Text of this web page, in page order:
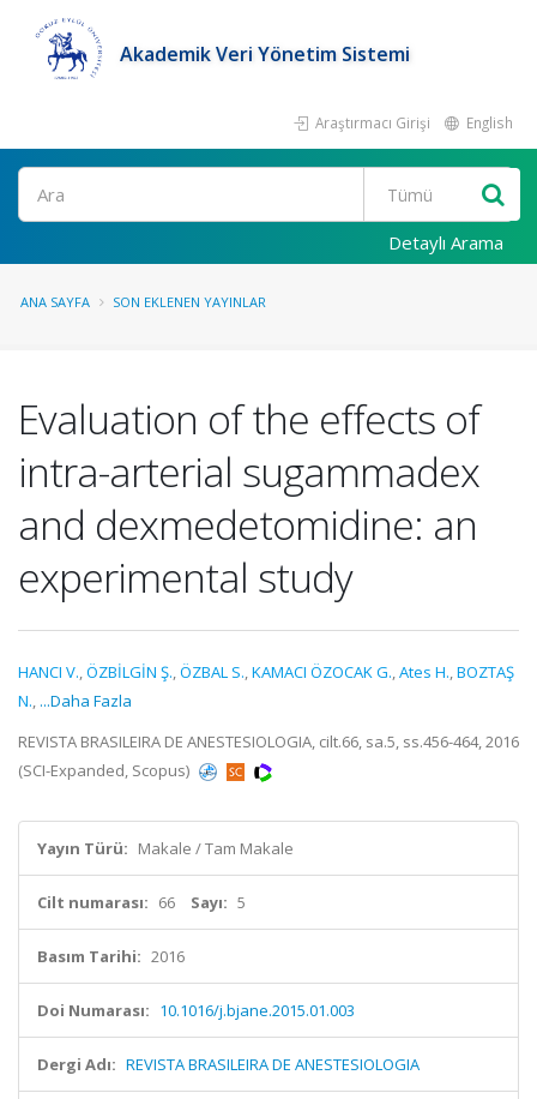
Akademik Veri Yönetim Sistemi
Araştırmacı Girişi English
Ara
Detaylı Arama
ANA SAYFA SON EKLENEN YAYINLAR
Evaluation of the effects of
intra-arterial sugammadex
and dexmedetomidine: an
experimental study
HANCI V.,ÖZBİLGİN Ş.,ÖZBAL S.,KAMACI ÖZOCAK G.,Ates H.,BOZTAŞ
N., ...Daha Fazla
REVISTA BRASILEIRA DE ANESTESIOLOGIA, cilt.66, sa.5, ss.456-464, 2016
(SCI-Expanded, Scopus)
Yayın Türü: Makale / Tam Makale
Cilt numarası: 66 Sayı: 5
Basım Tarihi: 2016
Doi Numarası: 10.1016/j.bjane.2015.01.003
Dergi Adı: REVISTA BRASILEIRA DE ANESTESIOLOGIA